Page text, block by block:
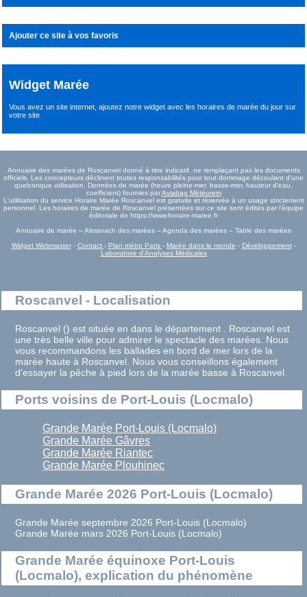
Ajouter ce site à vos favoris
Widget Marée
Vous avez un site internet,ajoutez notre widget avec les horaires de marée du joursur
votre site
Annuaire des marées de Roscanvel donné à titre indicatif, ne remplaçant pas les documents
officiels. Les concepteurs déclinent toutes responsabilités pour tout dommage découlant d'une
quelconque utilisation. Données de marée (heure pleine-mer, basse-mer, hauteur d'eau,
coefficient) fournies parAviabag Météorem
L'utilisation du service Horaire Marée Roscanvel est gratuite et réservée à un usage strictement
personnel. Les horaires de marée de Roscanvel présentées sur ce site sont édités par l'équipe
éditoriale de https://www.horaire-maree.fr
Annuaire de marée – Almanach des marées – Agenda des marées – Table des marées
Widget Webmaster- Contact - Plan métro Paris - Marée dans le monde - Développement-
Laboratoire d'Analyses Médicales
Roscanvel - Localisation
Roscanvel () est située en dans le département . Roscanvel est
une très belle ville pour admirer le spectacle des marées. Nous
vous recommandons les ballades en bord de mer lors de la
marée haute à Roscanvel. Nous vous conseillons également
d'essayer la pêche à pied lors de la marée basse à Roscanvel.
Ports voisins de Port-Louis (Locmalo)
Grande Marée Port-Louis (Locmalo)
Grande Marée Gâvres
Grande Marée Riantec
Grande Marée Plouhinec
Grande Marée 2026 Port-Louis (Locmalo)
Grande Marée septembre 2026 Port-Louis (Locmalo)
Grande Marée mars 2026 Port-Louis (Locmalo)
Grande Marée équinoxe Port-Louis
(Locmalo), explication du phénomène